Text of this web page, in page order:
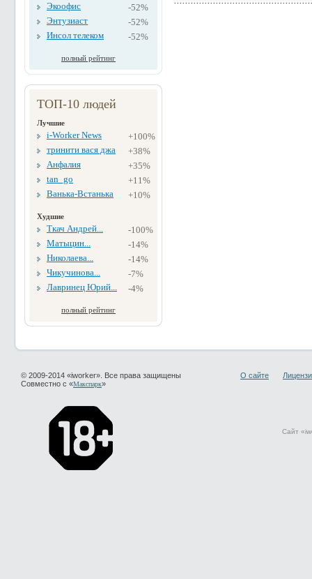
Экоофис
-52%
Энтузиаст
-52%
Инсол телеком
-52%
полный рейтинг
ТОП-10 людей
Лучшие
i-Worker News
+100%
тринити вася джа
+38%
Анфалия
+35%
tan_go
+11%
Ванька-Встанька
+10%
Худшие
Ткач Андрей...
-100%
Матыцин...
-14%
Николаева...
-14%
Чикучинова...
-7%
Лавринец Юрий...
-4%
полный рейтинг
© 2009-2014 «iworker». Все права защищены
Совместно с «Макспарк»
О сайте
Сайт